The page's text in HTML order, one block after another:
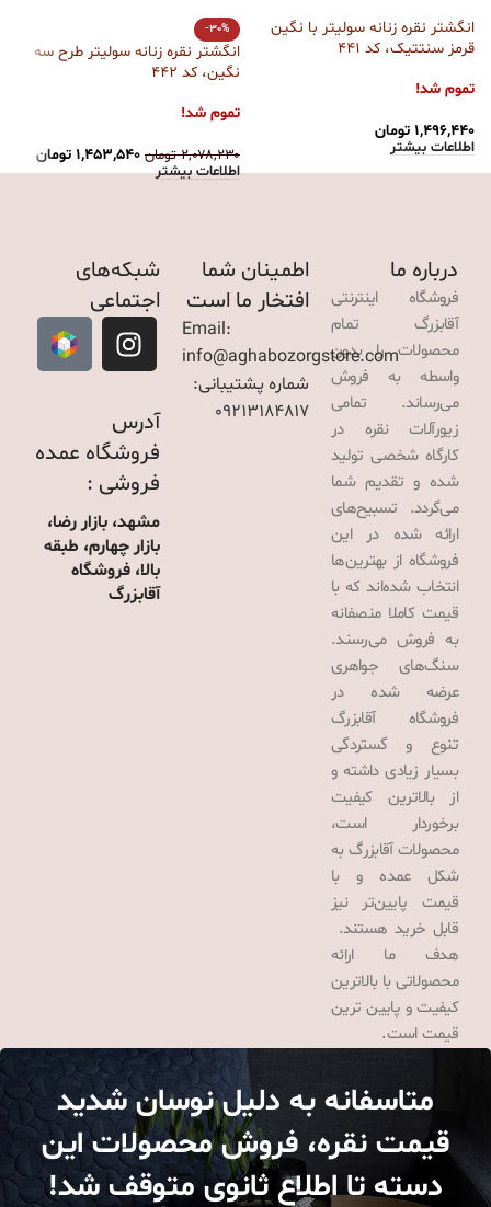
انگشتر نقره زنانه سولیتر با نگین
قرمز سنتتیک، کد 441
تموم شد!
۱,۴۹۶,۴۴۰ تومان
اطلاعات بیشتر
-30%
انگشتر نقره زنانه سولیتر طرح سه
نگین، کد 442
تموم شد!
۲,۰۷۸,۲۳۰ تومان ۱,۴۵۳,۵۴۰ تومان
اطلاعات بیشتر
درباره ما
فروشگاه اینترنتی
آقابزرگ تمام
محصولات را بدون
واسطه به فروش
می‌رساند. تمامی
زیورآلات نقره در
کارگاه شخصی تولید
شده و تقدیم شما
می‌گردد. تسبیح‌های
ارائه شده در این
فروشگاه از بهترین‌ها
انتخاب شده‌اند که با
قیمت کاملا منصفانه
به فروش می‌رسند.
سنگ‌های جواهری
عرضه شده در
فروشگاه آقابزرگ
تنوع و گستردگی
بسیار زیادی داشته و
از بالاترین کیفیت
برخوردار است،
محصولات آقابزرگ به
شکل عمده و با
قیمت پایین‌تر نیز
قابل خرید هستند.
هدف ما ارائه
محصولاتی با بالاترین
کیفیت و پایین ترین
قیمت است.
اطمینان شما
افتخار ما است
Email:
info@aghabozorgstore.com
شماره پشتیبانی:
09213184817
شبکه‌های
اجتماعی
آدرس
فروشگاه عمده
فروشی :
مشهد، بازار رضا،
بازار چهارم، طبقه
بالا، فروشگاه
آقابزرگ
متاسفانه به دلیل نوسان شدید
قیمت نقره، فروش محصولات این
دسته تا اطلاع ثانوی متوقف شد!